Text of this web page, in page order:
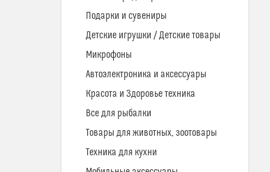
Подарки и сувениры
Детские игрушки / Детские товары
Микрофоны
Автоэлектроника и аксессуары
Красота и Здоровье техника
Все для рыбалки
Товары для животных, зоотовары
Техника для кухни